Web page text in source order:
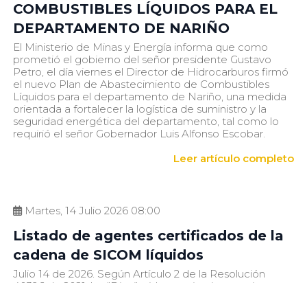
COMBUSTIBLES LÍQUIDOS PARA EL
DEPARTAMENTO DE NARIÑO
El Ministerio de Minas y Energía informa que como
prometió el gobierno del señor presidente Gustavo
Petro, el día viernes el Director de Hidrocarburos firmó
el nuevo Plan de Abastecimiento de Combustibles
Líquidos para el departamento de Nariño, una medida
orientada a fortalecer la logística de suministro y la
seguridad energética del departamento, tal como lo
requirió el señor Gobernador Luis Alfonso Escobar.
Leer artículo completo
Martes, 14 Julio 2026 08:00
Listado de agentes certificados de la
cadena de SICOM líquidos
Julio 14 de 2026. Según Artículo 2 de la Resolución